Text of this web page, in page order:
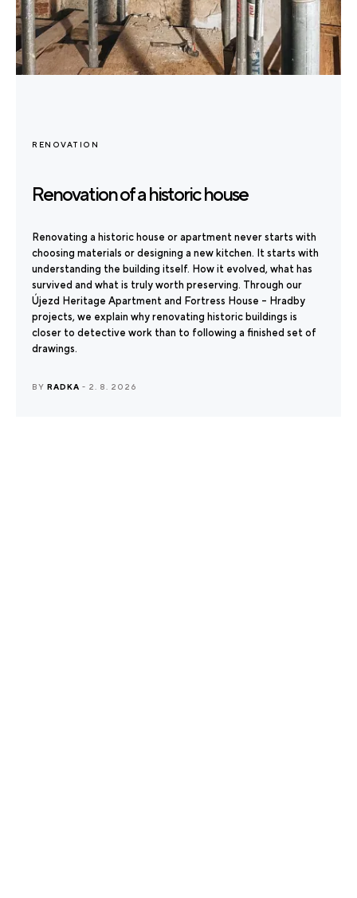
RENOVATION
Renovation of a historic house
Renovating a historic house or apartment never starts with
choosing materials or designing a new kitchen. It starts with
understanding the building itself. How it evolved, what has
survived and what is truly worth preserving. Through our
Újezd Heritage Apartment and Fortress House – Hradby
projects, we explain why renovating historic buildings is
closer to detective work than to following a finished set of
drawings.
BY RADKA - 2. 8. 2026